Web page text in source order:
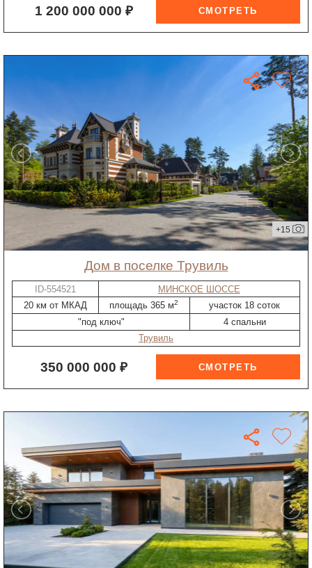
1 200 000 000 ₽
+15
дом в поселке Трувиль
ID-554521
МИНСКОЕ ШОССЕ
20 км от МКАД
площадь 365 м2
участок 18 соток
"под ключ"
4 спальни
Трувиль
350 000 000 ₽